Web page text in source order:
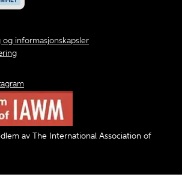
informasjonskapsler
av The International Association of